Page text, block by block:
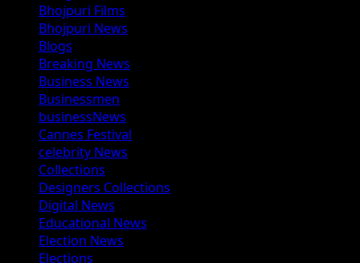
Bhojpuri Films
Bhojpuri News
Blogs
Breaking News
Business News
Businessmen
businessNews
Cannes Festival
celebrity News
Collections
Designers Collections
Digital News
Educational News
Election News
Elections